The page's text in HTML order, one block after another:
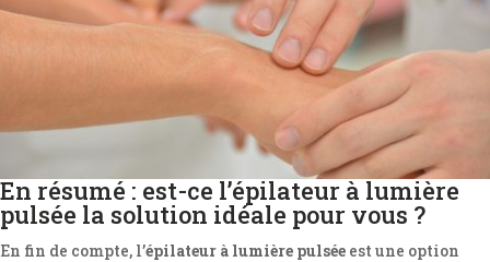
En résumé : est-ce l’épilateur à lumière
pulsée la solution idéale pour vous ?
En fin de compte, l’épilateur à lumière pulsée est une option